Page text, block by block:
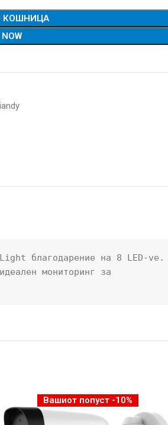
КОШНИЦА
благодарение на 8 LED-ve.
мониторинг за
Вашиот попуст -10%